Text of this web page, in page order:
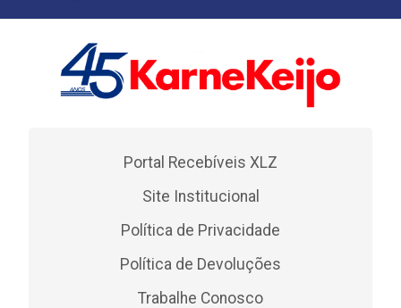
Portal Recebíveis XLZ
Site Institucional
Política de Privacidade
Política de Devoluções
Trabalhe Conosco